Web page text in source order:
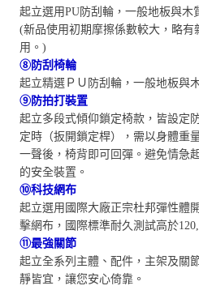
起立選用PU防刮輪，一般地板與木
(新品使用初期摩擦係數較大，略有
用。)
⑧防刮椅輪
起立精選ＰＵ防刮輪，一般地板與
⑨防拍打裝置
起立多段式傾仰鎖定椅款，皆設定
定時（扳開鎖定桿），需以身體重
一聲後，椅背即可回彈。避免情急
的安全裝置。
⑩科技網布
起立選用國際大廠正宗杜邦彈性體
擊網布，國際標準耐久測試高於
⑪最強關節
起立全系列主體、配件，主架及關
靜皆宜，讓您安心倚靠。